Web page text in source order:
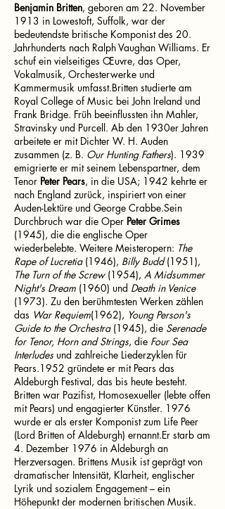
Benjamin Britten, geboren am 22. November
1913 in Lowestoft, Suffolk, war der
bedeutendste britische Komponist des 20.
Jahrhunderts nach Ralph Vaughan Williams. Er
schuf ein vielseitiges Œuvre, das Oper,
Vokalmusik, Orchesterwerke und
Kammermusik umfasst.Britten studierte am
Royal College of Music bei John Ireland und
Frank Bridge. Früh beeinflussten ihn Mahler,
Stravinsky und Purcell. Ab den 1930er Jahren
arbeitete er mit Dichter W. H. Auden
zusammen (z. B. Our Hunting Fathers). 1939
emigrierte er mit seinem Lebenspartner, dem
Tenor Peter Pears, in die USA; 1942 kehrte er
nach England zurück, inspiriert von einer
Auden-Lektüre und George Crabbe.Sein
Durchbruch war die Oper Peter Grimes
(1945), die die englische Oper
wiederbelebte. Weitere Meisteropern: The
Rape of Lucretia(1946), Billy Budd(1951),
The Turn of the Screw(1954), A Midsummer
Night's Dream (1960) und Death in Venice
(1973). Zu den berühmtesten Werken zählen
das War Requiem(1962), Young Person's
Guide to the Orchestra(1945), die Serenade
for Tenor, Horn and Strings, die Four Sea
Interludes und zahlreiche Liederzyklen für
Pears.1952 gründete er mit Pears das
Aldeburgh Festival, das bis heute besteht.
Britten war Pazifist, Homosexueller (lebte offen
mit Pears) und engagierter Künstler. 1976
wurde er als erster Komponist zum Life Peer
(Lord Britten of Aldeburgh) ernannt.Er starb am
4. Dezember 1976 in Aldeburgh an
Herzversagen. Brittens Musik ist geprägt von
dramatischer Intensität, Klarheit, englischer
Lyrik und sozialem Engagement – ein
Höhepunkt der modernen britischen Musik.